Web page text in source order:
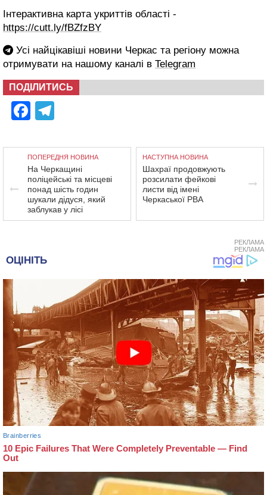
Інтерактивна карта укриттів області -
https://cutt.ly/fBZfzBY
Усі найцікавіші новини Черкас та регіону можна
отримувати на нашому каналі в Telegram
ПОДІЛИТИСЬ
Facebook
ПОПЕРЕДНЯ НОВИНА
На Черкащині
поліцейські та місцеві
понад шість годин
шукали дідуся, який
заблукав у лісі
НАСТУПНА НОВИНА
Шахраї продовжують
розсилати фейкові
листи від імені
Черкаської РВА
РЕКЛАМА
РЕКЛАМА